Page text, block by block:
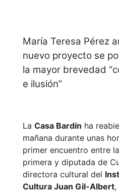
María Teresa Pérez
nuevo proyecto se
la mayor brevedad
e ilusión”
La Casa Bardín ha
mañana durante unas
primer encuentro entre
primera y diputada de
directora cultural del
Cultura Juan Gil-Albert,